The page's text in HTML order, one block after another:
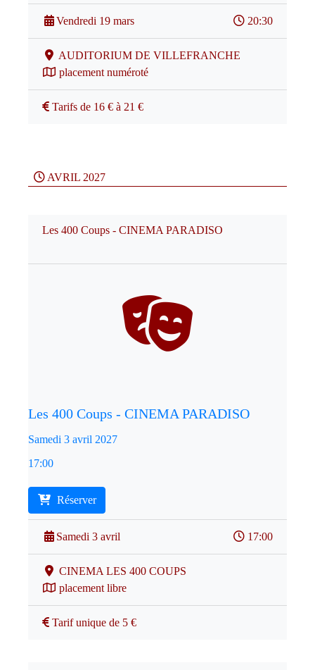
Vendredi 19 mars 20:30
AUDITORIUM DE VILLEFRANCHE
placement numéroté
Tarifs de 16 € à 21 €
AVRIL 2027
Les 400 Coups - CINEMA PARADISO
Les 400 Coups - CINEMA PARADISO
Samedi 3 avril 2027
17:00
Réserver
Samedi 3 avril 17:00
CINEMA LES 400 COUPS
placement libre
Tarif unique de 5 €